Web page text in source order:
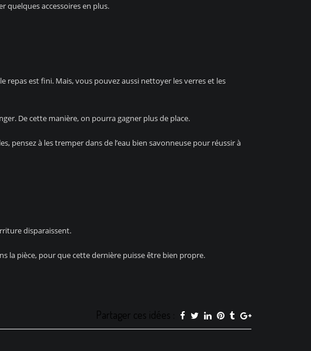
quelques accessoires en plus.
repas est fini. Mais, vous pouvez aussi nettoyer les verres et les
De cette manière, on pourra gagner plus de place.
pensez à les tremper dans de l’eau bien savonneuse pour réussir à
disparaissent.
la pièce, pour que cette dernière puisse être bien propre.
Partager ces idées :